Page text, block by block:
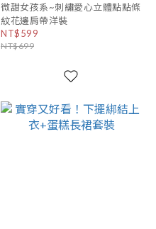
微甜女孩系~刺繡愛心立體點點條
紋花邊肩帶洋裝
NT$599
NT$699